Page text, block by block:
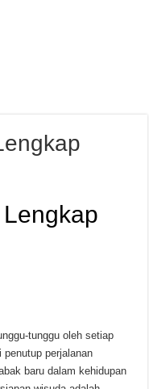
tunggu oleh setiap
perjalanan
baru dalam kehidupan